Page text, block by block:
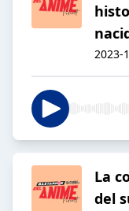
2023-
La
del